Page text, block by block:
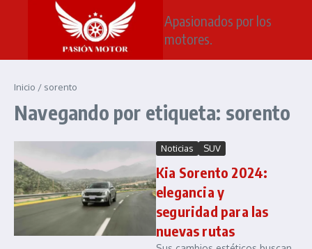
Saltar al contenido
Apasionados por los
motores.
Inicio / sorento
Navegando por etiqueta: sorento
Noticias SUV
Kia Sorento 2024:
elegancia y
seguridad para las
nuevas rutas